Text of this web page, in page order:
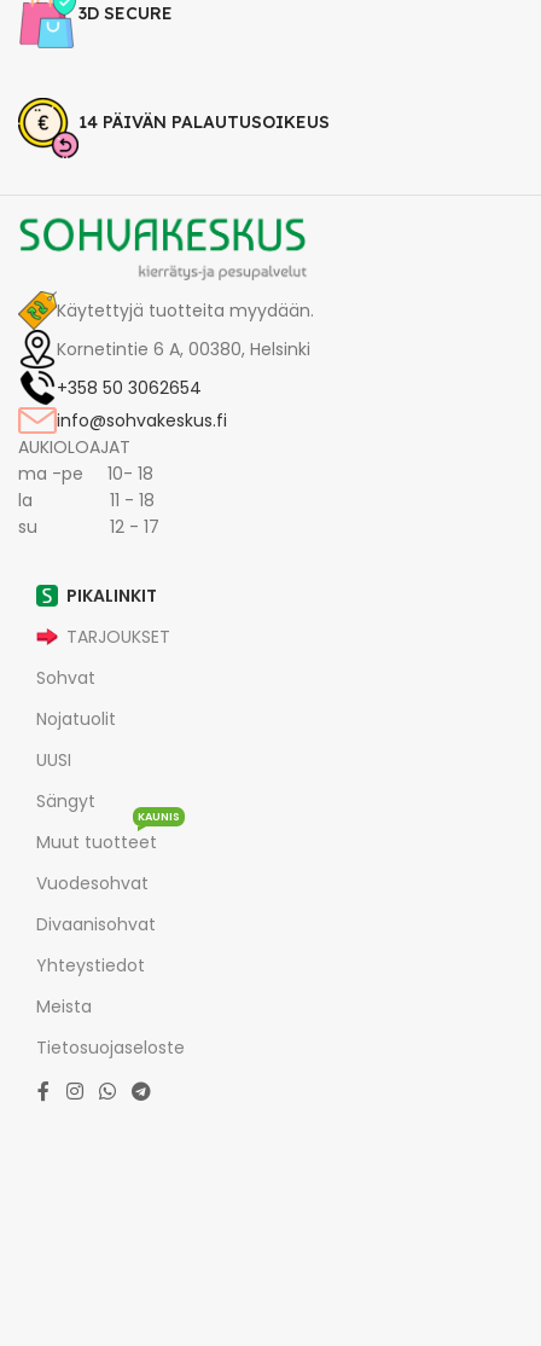
3D SECURE
14 PÄIVÄN PALAUTUSOIKEUS
Käytettyjä tuotteita myydään.
Kornetintie 6 A, 00380, Helsinki
+358 50 3062654
info@sohvakeskus.fi
AUKIOLOAJAT
ma -pe 10- 18
la 11 - 18
su 12 - 17
PIKALINKIT
TARJOUKSET
Sohvat
Nojatuolit
UUSI
Sängyt
Muut tuotteet
KAUNIS
Vuodesohvat
Divaanisohvat
Yhteystiedot
Meista
Tietosuojaseloste